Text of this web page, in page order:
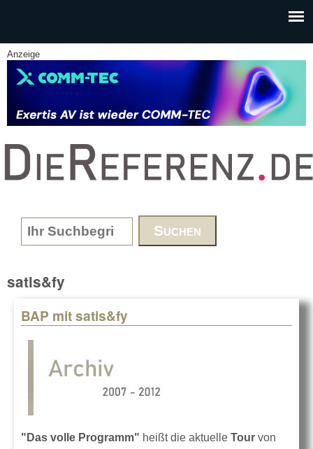
Anzeige
www.DieReferenz.de
Search form
satis&fy
BAP mit satis&fy
"Das volle Programm" heißt die aktuelle Tour von
Pages